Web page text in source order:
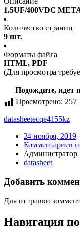
1.5UF/400VDC
Количество страниц
9 шт.
Форматы файла
HTML, PDF
(Для просмотра
Подождите, идет
Просмотрено: 257
datasheetecqe4155kz
24 ноября, 2019
Комментариев
Администратор
datasheet
Добавить
Для отправки
Навигация